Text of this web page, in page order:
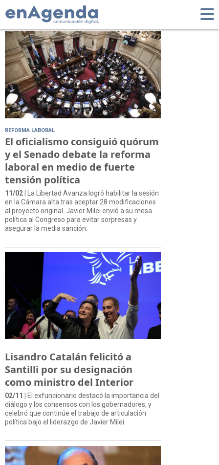
Tag: Gobernadores
REFORMA LABORAL
El oficialismo consiguió quórum
y el Senado debate la reforma
laboral en medio de fuerte
tensión política
11/02 | La Libertad Avanza logró habilitar la sesión
en la Cámara alta tras aceptar 28 modificaciones
al proyecto original. Javier Milei envió a su mesa
política al Congreso para evitar sorpresas y
asegurar la media sanción.
Lisandro Catalán felicitó a
Santilli por su designación
como ministro del Interior
02/11
| El exfuncionario destacó la importancia del
diálogo y los consensos con los gobernadores, y
celebró que continúe el trabajo de articulación
política bajo el liderazgo de Javier Milei.